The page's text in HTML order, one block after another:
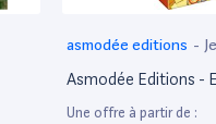
asmodée editions -
Asmodée Editions -
Une offre à partir de :